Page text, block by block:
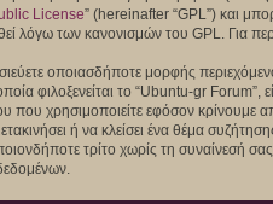
License” (hereinafter “GPL”) και
λόγω των κανονισμών του GPL. Για
οποιασδήποτε μορφής
φιλοξενείται το “Ubuntu-gr
που χρησιμοποιείτε εφόσον κρίνουμε
ή να κλείσει ένα θέμα
τρίτο χωρίς τη συναίνεσή